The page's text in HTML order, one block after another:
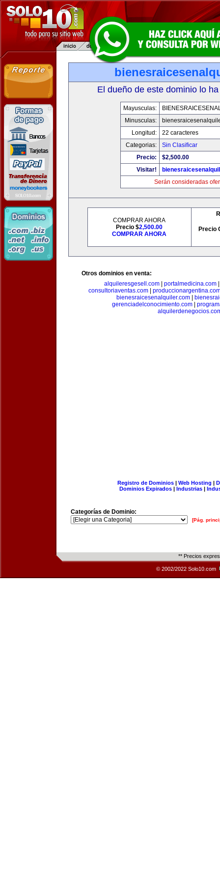
El dueño de este dominio lo
Mayusculas:
Minusculas:
Longitud:
22 caracteres
Categorias:
Sin Clasificar
Precio:
$2,500.00
Visitar!
Serán consideradas
COMPRAR AHORA
Precio $2,500.00
COMPRAR AHORA
Precio
Otros dominios en venta:
alquileresgesell.com| portalmedicina.com
consultoriaventas.com|
bienesraicesenalquiler.com|
gerenciadelconocimiento.com
Registro de Dominios| Web Hosting |
Dominios Expirados | Industrias |
Categorías de Dominio:
[Pág.
** Precios
© 2002/2022 Solo10.com